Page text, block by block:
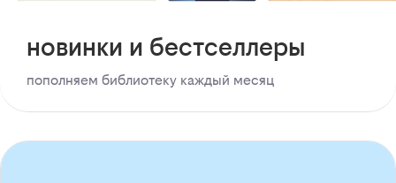
новинки и бестселлеры
пополняем библиотеку каждый месяц